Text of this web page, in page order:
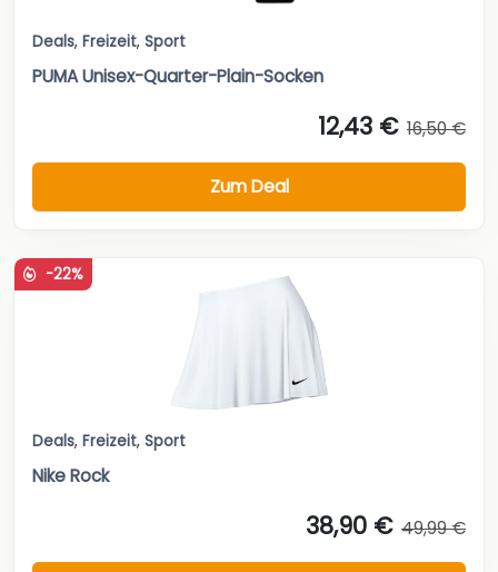
Deals, Freizeit, Sport
PUMA Unisex-Quarter-Plain-Socken
12,43 € 16,50 €
Zum Deal
-22%
Deals, Freizeit, Sport
Nike Rock
38,90 € 49,99 €